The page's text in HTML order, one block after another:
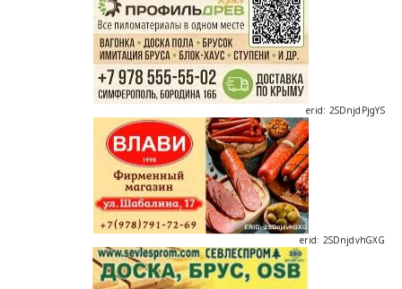
erid: 2SDnjdvhGXG